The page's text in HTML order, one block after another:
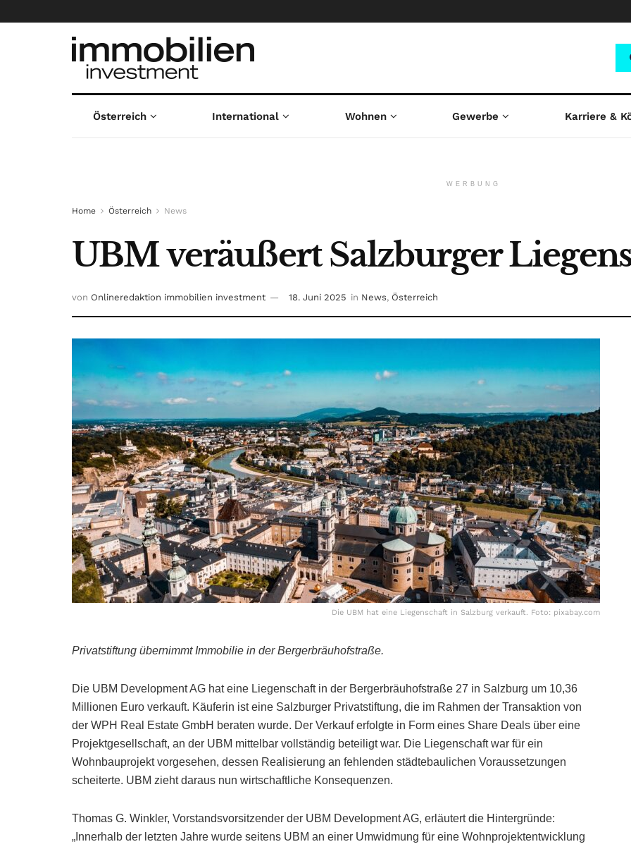
Österreich International Wohnen Gewerbe Karriere &
WERBUNG
Home Österreich News
UBM veräußert Salzburger
von Onlineredaktion immobilien investment 18. Juni 2025 in News, Österreich
Die UBM hat eine Liegenschaft in Salzburg verkauft. Foto: pixabay.com
Privatstiftung übernimmt Immobilie in der Bergerbräuhofstraße.
Die UBM Development AG hat eine Liegenschaft in der Bergerbräuhofstraße 27 in Salzburg um 10,36
Millionen Euro verkauft. Käuferin ist eine Salzburger Privatstiftung, die im Rahmen der Transaktion von
der WPH Real Estate GmbH beraten wurde. Der Verkauf erfolgte in Form eines Share Deals über eine
Projektgesellschaft, an der UBM mittelbar vollständig beteiligt war. Die Liegenschaft war für ein
Wohnbauprojekt vorgesehen, dessen Realisierung an fehlenden städtebaulichen Voraussetzungen
scheiterte. UBM zieht daraus nun wirtschaftliche Konsequenzen.
Thomas G. Winkler, Vorstandsvorsitzender der UBM Development AG, erläutert die Hintergründe:
„Innerhalb der letzten Jahre wurde seitens UBM an einer Umwidmung für eine Wohnprojektentwicklung